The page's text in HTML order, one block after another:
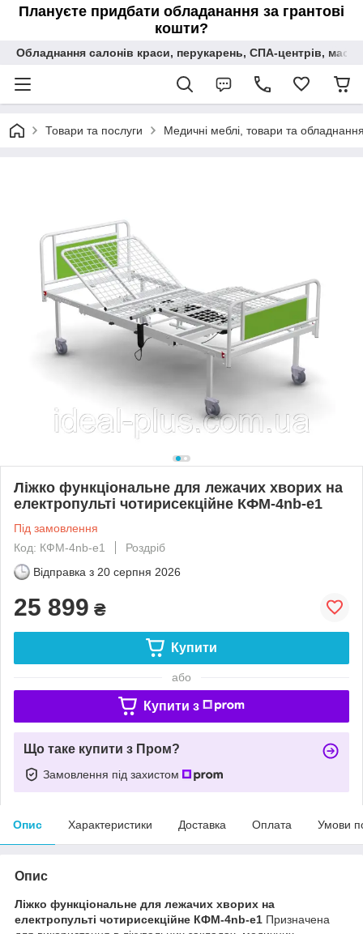
Плануєте придбати обладанання за грантові
кошти?
Обладнання салонів краси, перукарень, СПА-центрів,
Товари та послуги Медичні меблі, товари та обладнання
Ліжко функціональне для лежачих хворих на
електропульті чотирисекційне КФМ-4nb-e1
Під замовлення
Код: КФМ-4nb-e1
Роздріб
Відправка з 20 серпня 2026
25 899 ₴
Купити
або
Купити з
Що таке купити з Пром?
Замовлення під захистом
Опис Характеристики Доставка Оплата Умови
Опис
Ліжко функціональне для лежачих хворих на
електропульті чотирисекційне КФМ-4nb-e1 Призначена